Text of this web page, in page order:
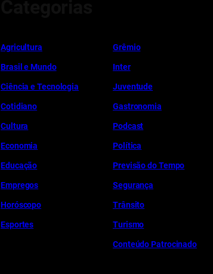
Agricultura
Brasil e Mundo
Ciência e Tecnologia
Cotidiano
Cultura
Economia
Educação
Empregos
Horóscopo
Esportes
Grêmio
Inter
Juventude
Gastronomia
Podcast
Política
Previsão do Tempo
Segurança
Trânsito
Turismo
Conteúdo Patrocinado